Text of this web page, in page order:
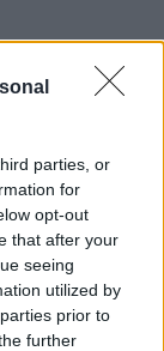
parties, or
for
opt-out
that after your
seeing
utilized by
prior to
further